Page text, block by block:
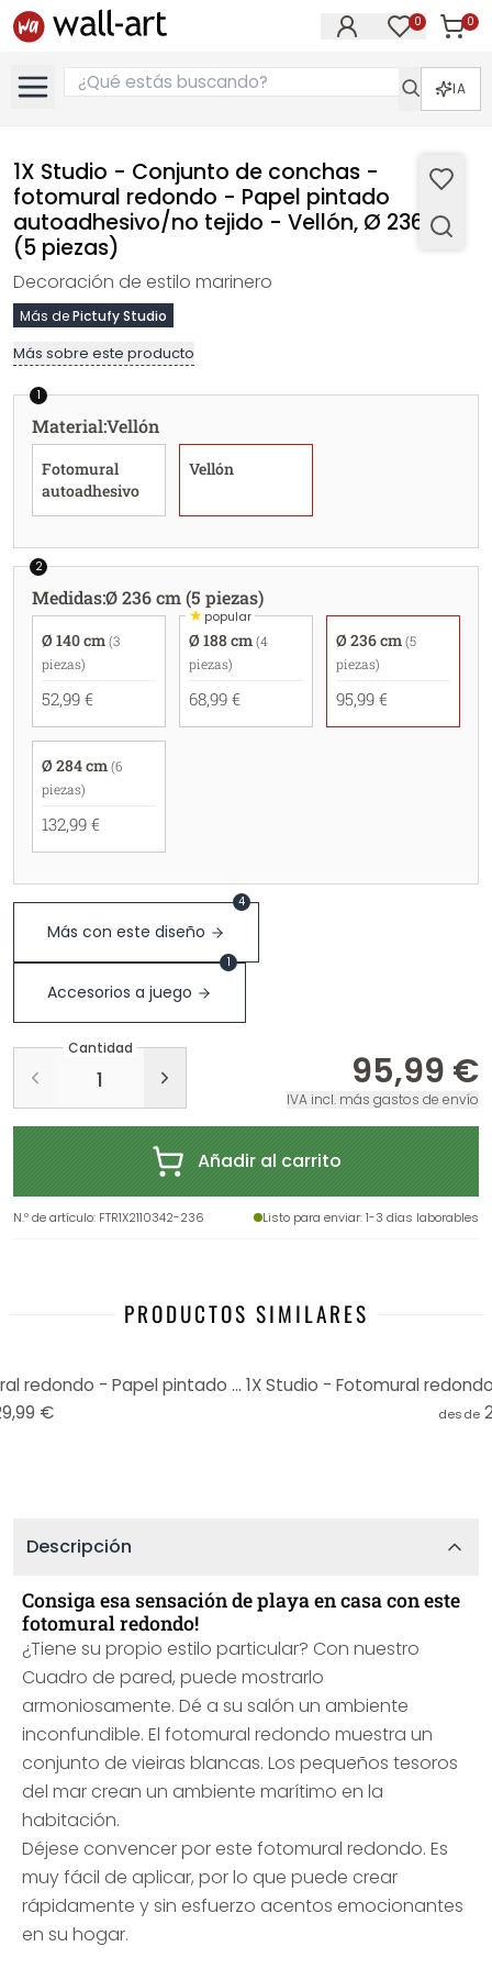
0 0
IA
1X Studio - Conjunto de conchas -
fotomural redondo - Papel pintado
autoadhesivo/no tejido - Vellón, Ø 236 cm
(5 piezas)
Decoración de estilo marinero
Más dePictufy Studio
Más sobre este producto
1
Material:Vellón
Fotomural
autoadhesivo
Vellón
2
Medidas:Ø 236 cm (5 piezas)
Ø 140 cm (3
piezas)
52,99 €
★popular
Ø 188 cm (4
piezas)
68,99 €
Ø 236 cm (5
piezas)
95,99 €
Ø 284 cm (6
piezas)
132,99 €
Más con este diseño
4
Accesorios a juego
1
Cantidad
95,99 €
IVA incl. más gastos de envío
Añadir al carrito
N.º de artículo: FTR1X2110342-236 Listo para enviar: 1-3 días laborables
PRODUCTOS SIMILARES
Cuadrado - Picones - Fotomural redondo - Papel pintado autoadhesivo/no tejido
€
desde
Descripción
Consiga esa sensación de playa en casa con este
fotomural redondo!
¿Tiene su propio estilo particular? Con nuestro
Cuadro de pared, puede mostrarlo
armoniosamente. Dé a su salón un ambiente
inconfundible. El fotomural redondo muestra un
conjunto de vieiras blancas. Los pequeños tesoros
del mar crean un ambiente marítimo en la
habitación.
Déjese convencer por este fotomural redondo. Es
muy fácil de aplicar, por lo que puede crear
rápidamente y sin esfuerzo acentos emocionantes
en su hogar.